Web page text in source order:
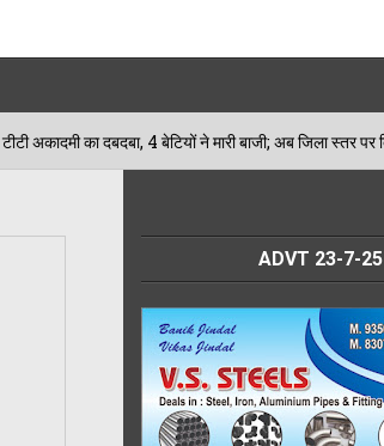
4 बेटियों ने मारी बाजी; अब जिला स्तर पर दिखाएंगी दम
ADVT 23-7-25